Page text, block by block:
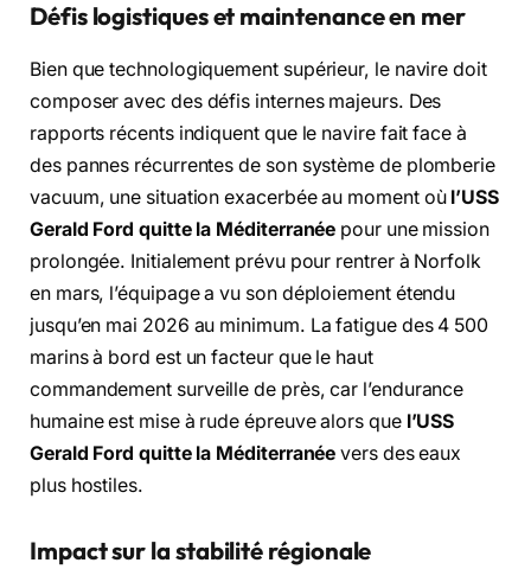
Défis logistiques et maintenance en mer
Bien que technologiquement supérieur, le navire doit
composer avec des défis internes majeurs. Des
rapports récents indiquent que le navire fait face à
des pannes récurrentes de son système de plomberie
vacuum, une situation exacerbée au moment où l’USS
Gerald Ford quitte la Méditerranée pour une mission
prolongée. Initialement prévu pour rentrer à Norfolk
en mars, l’équipage a vu son déploiement étendu
jusqu’en mai 2026 au minimum. La fatigue des 4 500
marins à bord est un facteur que le haut
commandement surveille de près, car l’endurance
humaine est mise à rude épreuve alors que l’USS
Gerald Ford quitte la Méditerranée vers des eaux
plus hostiles.
Impact sur la stabilité régionale